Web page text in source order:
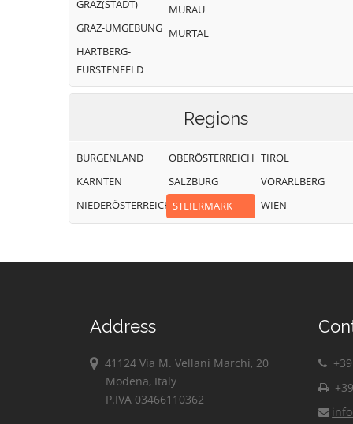
GRAZ(STADT)
GRAZ-UMGEBUNG
HARTBERG-
FÜRSTENFELD
MURAU
MURTAL
Regions
BURGENLAND
KÄRNTEN
NIEDERÖSTERREICH
OBERÖSTERREICH
SALZBURG
STEIERMARK
TIROL
VORARLBERG
WIEN
Address
41124 Via M. Vellani Marchi, 20
Modena, Italy
P.IVA 03466110362